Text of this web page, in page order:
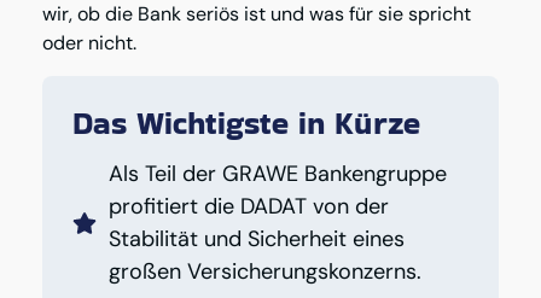
wir, ob die Bank seriös ist und was für sie spricht
oder nicht.
Das Wichtigste in Kürze
Als Teil der GRAWE Bankengruppe
profitiert die DADAT von der
Stabilität und Sicherheit eines
großen Versicherungskonzerns.